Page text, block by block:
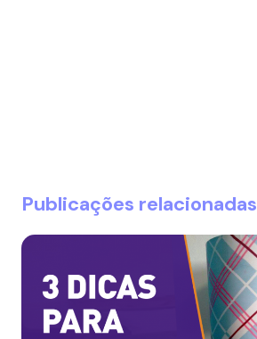
Publicações relacionadas